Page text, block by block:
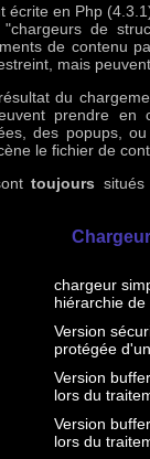
écrite en Php
de
de contenu
mais
du
prendre
des popups,
le fichier de
toujours
chargeur
hiérarchie
Version
protégée
Version
lors du
Version
lors du